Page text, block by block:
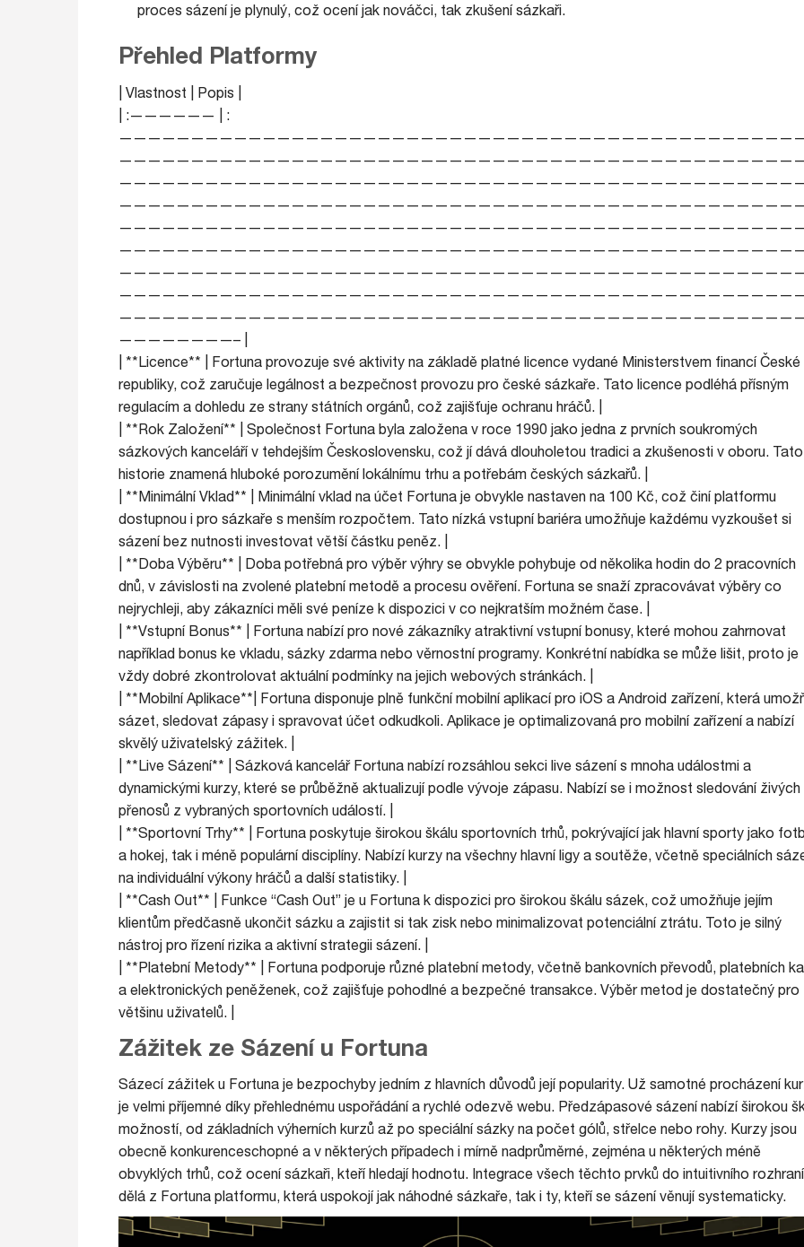
proces sázení je plynulý, což ocení jak nováčci, tak zkušení sázkaři.
Přehled Platformy
| Vlastnost | Popis |
| :—————— | :
————————– |
| **Licence** | Fortuna provozuje své aktivity na základě platné licence vydané Ministerstvem financí České
republiky, což zaručuje legálnost a bezpečnost provozu pro české sázkaře. Tato licence podléhá přísným
regulacím a dohledu ze strany státních orgánů, což zajišťuje ochranu hráčů. |
| **Rok Založení** | Společnost Fortuna byla založena v roce 1990 jako jedna z prvních soukromých
sázkových kanceláří v tehdejším Československu, což jí dává dlouholetou tradici a zkušenosti v oboru. Tato
historie znamená hluboké porozumění lokálnímu trhu a potřebám českých sázkařů. |
| **Minimální Vklad** | Minimální vklad na účet Fortuna je obvykle nastaven na 100 Kč, což činí platformu
dostupnou i pro sázkaře s menším rozpočtem. Tato nízká vstupní bariéra umožňuje každému vyzkoušet si
sázení bez nutnosti investovat větší částku peněz. |
| **Doba Výběru** | Doba potřebná pro výběr výhry se obvykle pohybuje od několika hodin do 2 pracovních
dnů, v závislosti na zvolené platební metodě a procesu ověření. Fortuna se snaží zpracovávat výběry co
nejrychleji, aby zákazníci měli své peníze k dispozici v co nejkratším možném čase. |
| **Vstupní Bonus** | Fortuna nabízí pro nové zákazníky atraktivní vstupní bonusy, které mohou zahrnovat
například bonus ke vkladu, sázky zdarma nebo věrnostní programy. Konkrétní nabídka se může lišit, proto je
vždy dobré zkontrolovat aktuální podmínky na jejich webových stránkách. |
| **Mobilní Aplikace**| Fortuna disponuje plně funkční mobilní aplikací pro iOS a Android zařízení, která
sázet, sledovat zápasy i spravovat účet odkudkoli. Aplikace je optimalizovaná pro mobilní zařízení a nabízí
skvělý uživatelský zážitek. |
| **Live Sázení** | Sázková kancelář Fortuna nabízí rozsáhlou sekci live sázení s mnoha událostmi a
dynamickými kurzy, které se průběžně aktualizují podle vývoje zápasu. Nabízí se i možnost sledování živých
přenosů z vybraných sportovních událostí. |
| **Sportovní Trhy** | Fortuna poskytuje širokou škálu sportovních trhů, pokrývající jak hlavní sporty jako
a hokej, tak i méně populární disciplíny. Nabízí kurzy na všechny hlavní ligy a soutěže, včetně speciálních
na individuální výkony hráčů a další statistiky. |
| **Cash Out** | Funkce “Cash Out” je u Fortuna k dispozici pro širokou škálu sázek, což umožňuje jejím
klientům předčasně ukončit sázku a zajistit si tak zisk nebo minimalizovat potenciální ztrátu. Toto je silný
nástroj pro řízení rizika a aktivní strategii sázení. |
| **Platební Metody** | Fortuna podporuje různé platební metody, včetně bankovních převodů, platebních
a elektronických peněženek, což zajišťuje pohodlné a bezpečné transakce. Výběr metod je dostatečný pro
většinu uživatelů. |
Zážitek ze Sázení u Fortuna
Sázecí zážitek u Fortuna je bezpochyby jedním z hlavních důvodů její popularity. Už samotné procházení
je velmi příjemné díky přehlednému uspořádání a rychlé odezvě webu. Předzápasové sázení nabízí širokou
možností, od základních výherních kurzů až po speciální sázky na počet gólů, střelce nebo rohy. Kurzy jsou
obecně konkurenceschopné a v některých případech i mírně nadprůměrné, zejména u některých méně
obvyklých trhů, což ocení sázkaři, kteří hledají hodnotu. Integrace všech těchto prvků do intuitivního rozhraní
dělá z Fortuna platformu, která uspokojí jak náhodné sázkaře, tak i ty, kteří se sázení věnují systematicky.